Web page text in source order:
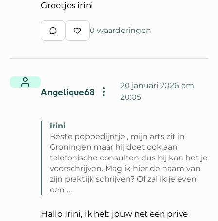
Groetjes irini
Schrijf een reactie
Waardeer reactie
0 waarderingen
Angelique68
20 januari 2026 om
20:05
irini
Beste poppedijntje , mijn arts zit in
Groningen maar hij doet ook aan
telefonische consulten dus hij kan het je
voorschrijven. Mag ik hier de naam van
zijn praktijk schrijven? Of zal ik je even
een …
Hallo Irini, ik heb jouw net een prive